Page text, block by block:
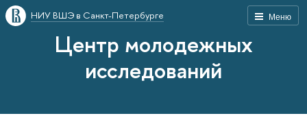
Меню
НИУ ВШЭ в Санкт-Петербурге
Центр молодежных
исследований